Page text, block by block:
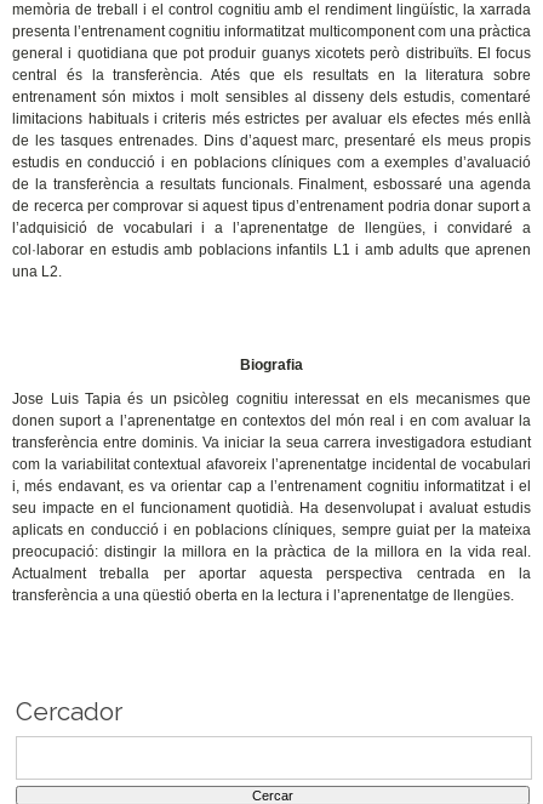
memòria de treball i el control cognitiu amb el rendiment lingüístic, la xarrada
presenta l’entrenament cognitiu informatitzat multicomponent com una pràctica
general i quotidiana que pot produir guanys xicotets però distribuïts. El focus
central és la transferència. Atés que els resultats en la literatura sobre
entrenament són mixtos i molt sensibles al disseny dels estudis, comentaré
limitacions habituals i criteris més estrictes per avaluar els efectes més enllà
de les tasques entrenades. Dins d’aquest marc, presentaré els meus propis
estudis en conducció i en poblacions clíniques com a exemples d’avaluació
de la transferència a resultats funcionals. Finalment, esbossaré una agenda
de recerca per comprovar si aquest tipus d’entrenament podria donar suport a
l’adquisició de vocabulari i a l’aprenentatge de llengües, i convidaré a
col·laborar en estudis amb poblacions infantils L1 i amb adults que aprenen
una L2.
Biografia
Jose Luis Tapia és un psicòleg cognitiu interessat en els mecanismes que
donen suport a l’aprenentatge en contextos del món real i en com avaluar la
transferència entre dominis. Va iniciar la seua carrera investigadora estudiant
com la variabilitat contextual afavoreix l’aprenentatge incidental de vocabulari
i, més endavant, es va orientar cap a l’entrenament cognitiu informatitzat i el
seu impacte en el funcionament quotidià. Ha desenvolupat i avaluat estudis
aplicats en conducció i en poblacions clíniques, sempre guiat per la mateixa
preocupació: distingir la millora en la pràctica de la millora en la vida real.
Actualment treballa per aportar aquesta perspectiva centrada en la
transferència a una qüestió oberta en la lectura i l’aprenentatge de llengües.
Cercador